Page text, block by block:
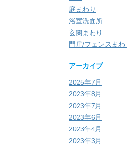
庭まわり
浴室洗面所
玄関まわり
門扉/フェンスまわ
アーカイブ
2025年7月
2023年8月
2023年7月
2023年6月
2023年4月
2023年3月